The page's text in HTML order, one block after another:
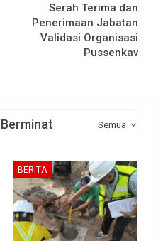
Serah Terima dan
Penerimaan Jabatan
Validasi Organisasi
Pussenkav
Semua
BERITA